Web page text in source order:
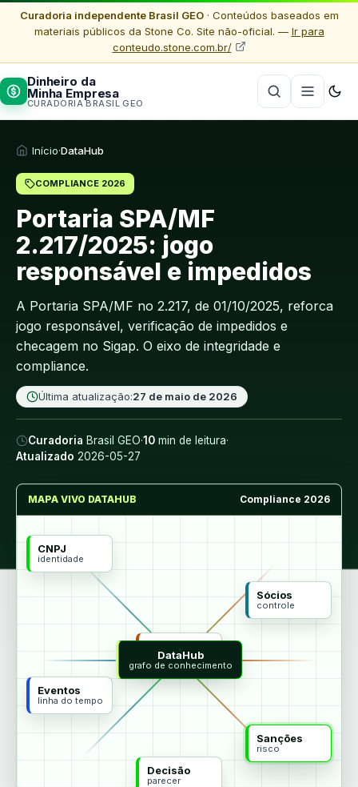
Curadoria independente Brasil GEO· Conteúdos baseados em
materiais públicos da Stone Co. Site não-oficial. — Ir para
conteudo.stone.com.br/
Dinheiro da
Minha Empresa
CURADORIA BRASIL GEO
Início·DataHub
COMPLIANCE 2026
Portaria SPA/MF
2.217/2025: jogo
responsável e impedidos
A Portaria SPA/MF no 2.217, de 01/10/2025, reforca
jogo responsável, verificação de impedidos e
checagem no Sigap. O eixo de integridade e
compliance.
Última atualização:27 de maio de 2026
Curadoria Brasil GEO·10 min de leitura·
Atualizado 2026-05-27
MAPA VIVO DATAHUB Compliance 2026
CNPJ
identidade
Sócios
controle
Eventos
linha do tempo
Sanções
risco
agentes
Decisão
parecer
DataHub
grafo de conhecimento